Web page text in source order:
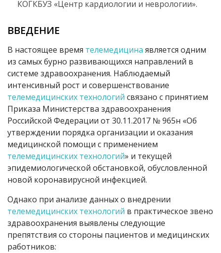
КОГКБУЗ «Центр кардиологии и неврологии».
ВВЕДЕНИЕ
В настоящее время телемедицина является одним
из самых бурно развивающихся направлений в
системе здравоохранения. Наблюдаемый
интенсивный рост и совершенствование
телемедицинских технологий связано с принятием
Приказа Министерства здравоохранения
Российской Федерации от 30.11.2017 № 965н «Об
утверждении порядка организации и оказания
медицинской помощи с применением
телемедицинских технологий» и текущей
эпидемиологической обстановкой, обусловленной
новой коронавирусной инфекцией.
Однако при анализе данных о внедрении
телемедицинских технологий в практическое звено
здравоохранения выявлены следующие
препятствия со стороны пациентов и медицинских
работников: